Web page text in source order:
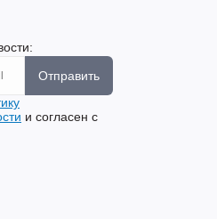
Отправить
и согласен с